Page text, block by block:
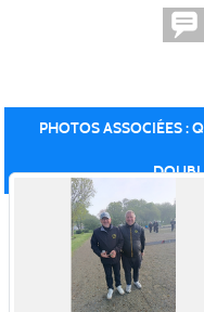
PHOTOS ASSOCIÉES :